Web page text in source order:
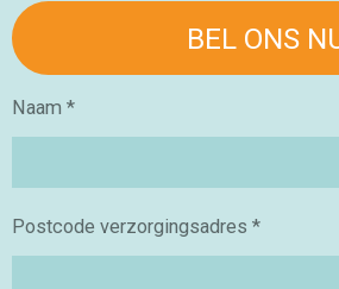
BEL ONS
Naam *
Postcode verzorgingsadres *